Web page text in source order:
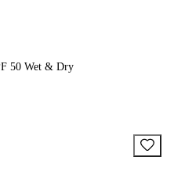
50 Wet & Dry